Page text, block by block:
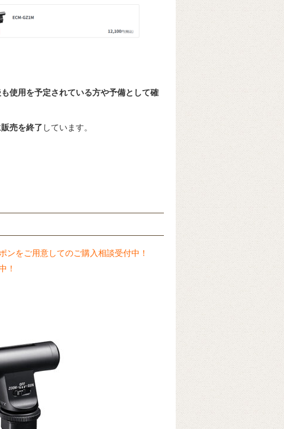
使用を予定されている方や予備として確
売を終了 しています。
ンをご用意してのご購入相談受付中！
！